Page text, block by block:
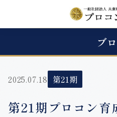
ブ
2025.07.18 第21期
第21期プロコン育